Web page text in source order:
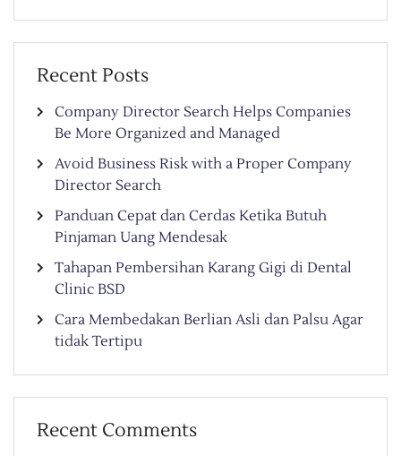
Recent Posts
Company Director Search Helps Companies
Be More Organized and Managed
Avoid Business Risk with a Proper Company
Director Search
Panduan Cepat dan Cerdas Ketika Butuh
Pinjaman Uang Mendesak
Tahapan Pembersihan Karang Gigi di Dental
Clinic BSD
Cara Membedakan Berlian Asli dan Palsu Agar
tidak Tertipu
Recent Comments